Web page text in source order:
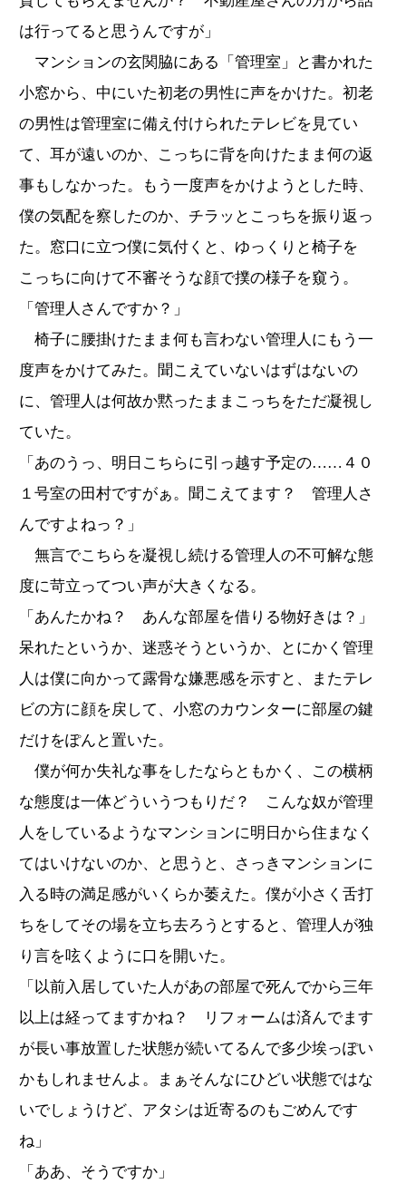
は行ってると思うんですが」
マンションの玄関脇にある「管理室」と書かれた
小窓から、中にいた初老の男性に声をかけた。初老
の男性は管理室に備え付けられたテレビを見てい
て、耳が遠いのか、こっちに背を向けたまま何の返
事もしなかった。もう一度声をかけようとした時、
僕の気配を察したのか、チラッとこっちを振り返っ
た。窓口に立つ僕に気付くと、ゆっくりと椅子を
こっちに向けて不審そうな顔で撲の様子を窺う。
「管理人さんですか？」
椅子に腰掛けたまま何も言わない管理人にもう一
度声をかけてみた。聞こえていないはずはないの
に、管理人は何故か黙ったままこっちをただ凝視し
ていた。
「あのうっ、明日こちらに引っ越す予定の……４０
１号室の田村ですがぁ。聞こえてます？ 管理人さ
んですよねっ？」
無言でこちらを凝視し続ける管理人の不可解な態
度に苛立ってつい声が大きくなる。
「あんたかね？ あんな部屋を借りる物好きは？」
呆れたというか、迷惑そうというか、とにかく管理
人は僕に向かって露骨な嫌悪感を示すと、またテレ
ビの方に顔を戻して、小窓のカウンターに部屋の鍵
だけをぽんと置いた。
僕が何か失礼な事をしたならともかく、この横柄
な態度は一体どういうつもりだ？ こんな奴が管理
人をしているようなマンションに明日から住まなく
てはいけないのか、と思うと、さっきマンションに
入る時の満足感がいくらか萎えた。僕が小さく舌打
ちをしてその場を立ち去ろうとすると、管理人が独
り言を呟くように口を開いた。
「以前入居していた人があの部屋で死んでから三年
以上は経ってますかね？ リフォームは済んでます
が長い事放置した状態が続いてるんで多少埃っぽい
かもしれませんよ。まぁそんなにひどい状態ではな
いでしょうけど、アタシは近寄るのもごめんです
ね」
「ああ、そうですか」